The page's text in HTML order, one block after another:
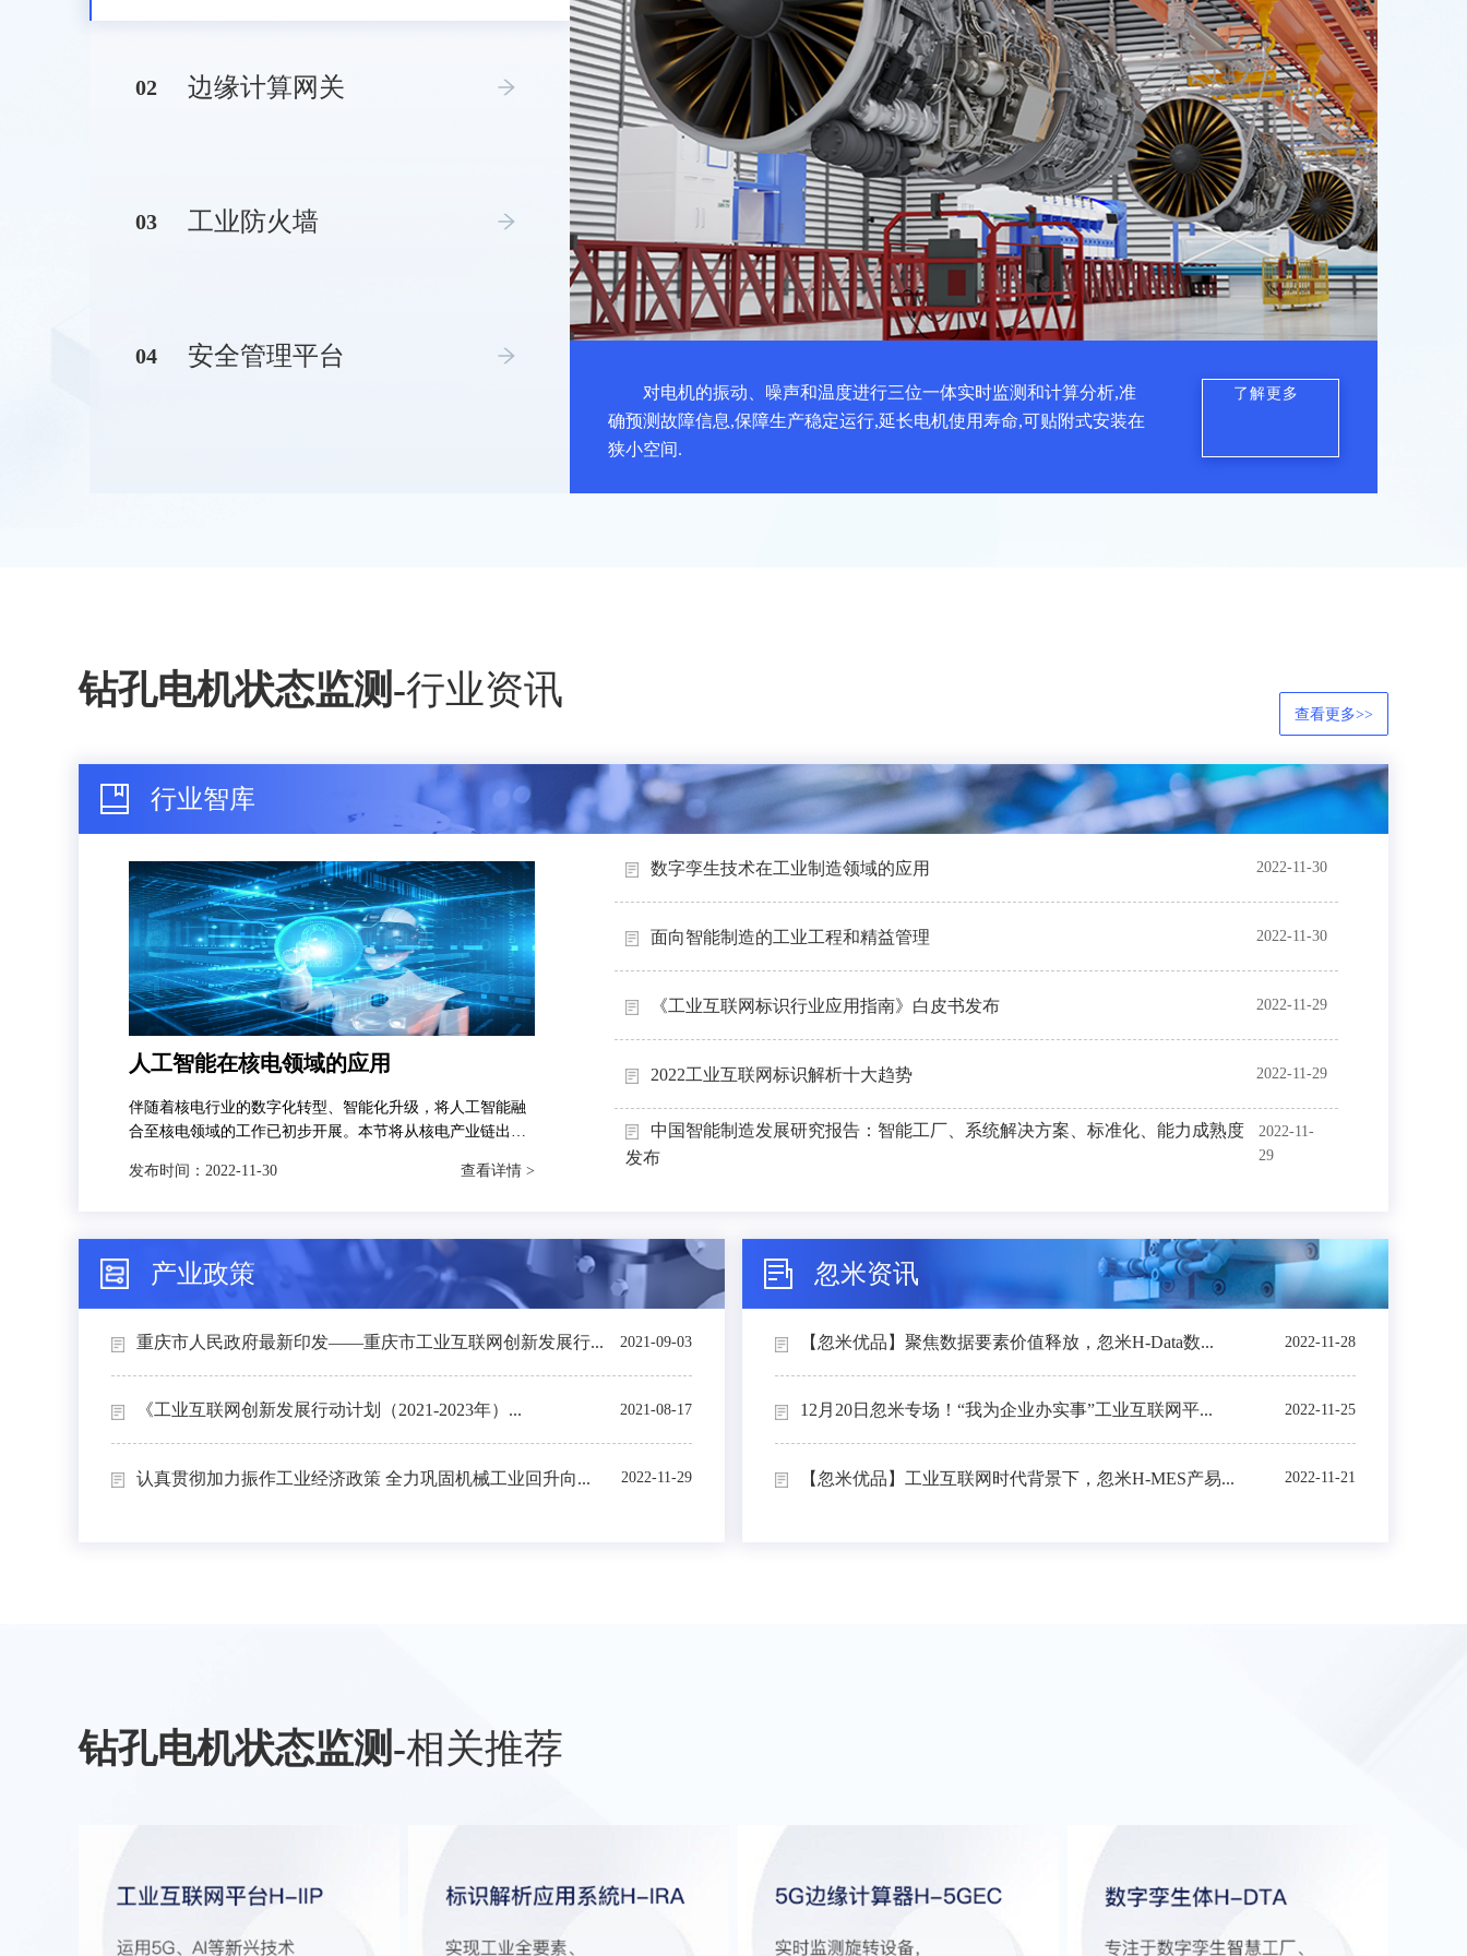
02 边缘计算网关
03 工业防火墙
04 安全管理平台
对电机的振动、噪声和温度进行三位一体实时监测和计算分析,准
确预测故障信息,保障生产稳定运行,延长电机使用寿命,可贴附式安装在
狭小空间.
了解更多
钻孔电机状态监测 -行业资讯
查看更多>>
行业智库
人工智能在核电领域的应用
伴随着核电行业的数字化转型、智能化升级，将人工智能融
合至核电领域的工作已初步开展。本节将从核电产业链出
和智能运维4个场景下的典型应用进行介绍。
发布时间： 2022-11-30 查看详情 >
数字孪生技术在工业制造领域的应用 2022-11-30
面向智能制造的工业工程和精益管理 2022-11-30
《工业互联网标识行业应用指南》白皮书发布 2022-11-29
2022工业互联网标识解析十大趋势 2022-11-29
中国智能制造发展研究报告：智能工厂、系统解决方案、标准化、能力成熟度
发布
2022-11-
29
产业政策
重庆市人民政府最新印发——重庆市工业互联网创新发展行... 2021-09-03
《工业互联网创新发展行动计划（2021-2023年）... 2021-08-17
认真贯彻加力振作工业经济政策 全力巩固机械工业回升向... 2022-11-29
忽米资讯
【忽米优品】聚焦数据要素价值释放，忽米H-Data数... 2022-11-28
12月20日忽米专场！“我为企业办实事”工业互联网平... 2022-11-25
【忽米优品】工业互联网时代背景下，忽米H-MES产易... 2022-11-21
钻孔电机状态监测 -相关推荐